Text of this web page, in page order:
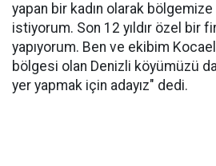
yapan bir kadın olarak
istiyorum. Son 12 yıldır özel bir
yapıyorum. Ben ve ekibim
bölgesi olan Denizli köyümüzü
yer yapmak için adayız" dedi.